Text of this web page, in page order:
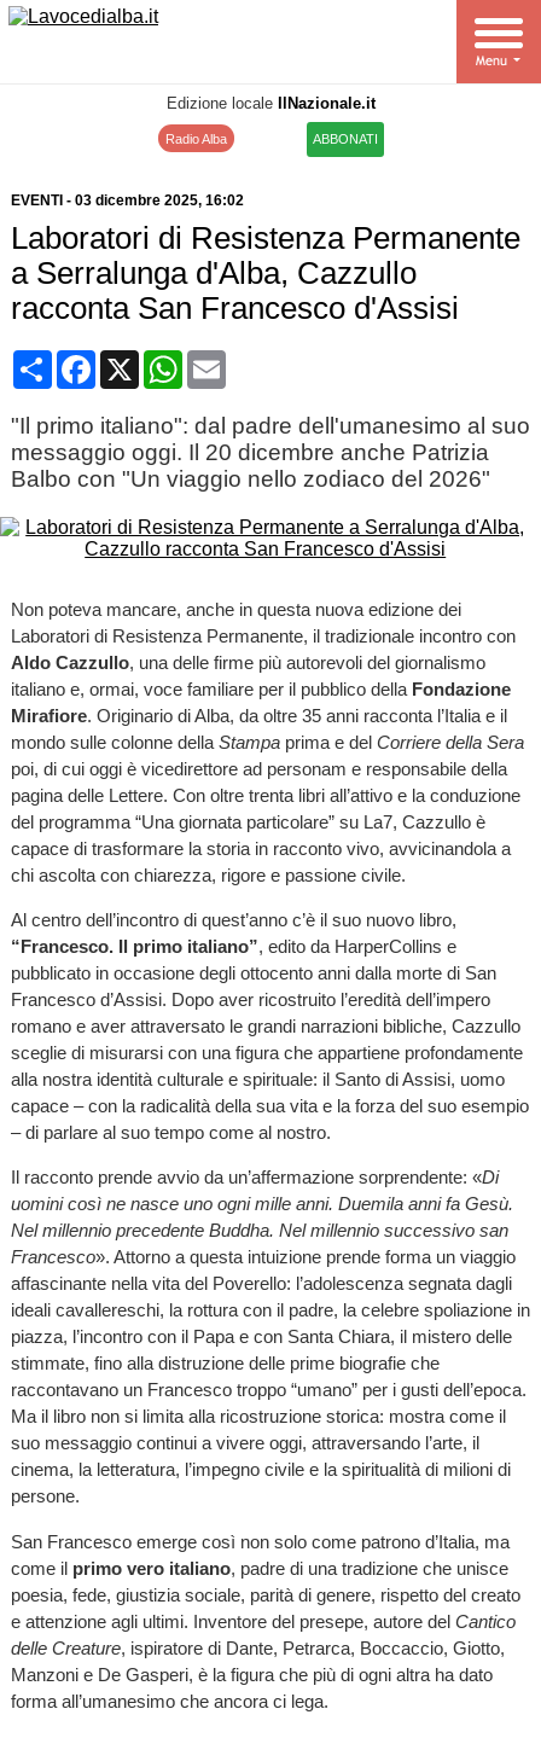
Edizione locale IlNazionale.it
Radio Alba ABBONATI
EVENTI - 03 dicembre 2025, 16:02
Laboratori di Resistenza Permanente
a Serralunga d'Alba, Cazzullo
racconta San Francesco d'Assisi
CondividiFacebook
X WhatsApp
Email
"Il primo italiano": dal padre dell'umanesimo al suo
messaggio oggi. Il 20 dicembre anche Patrizia
Balbo con "Un viaggio nello zodiaco del 2026"
Non poteva mancare, anche in questa nuova edizione dei
Laboratori di Resistenza Permanente, il tradizionale incontro con
Aldo Cazzullo, una delle firme più autorevoli del giornalismo
italiano e, ormai, voce familiare per il pubblico della Fondazione
Mirafiore. Originario di Alba, da oltre 35 anni racconta l’Italia e il
mondo sulle colonne della Stampaprima e del Corriere della Sera
poi, di cui oggi è vicedirettore ad personam e responsabile della
pagina delle Lettere. Con oltre trenta libri all’attivo e la conduzione
del programma “Una giornata particolare” su La7, Cazzullo è
capace di trasformare la storia in racconto vivo, avvicinandola a
chi ascolta con chiarezza, rigore e passione civile.
Al centro dell’incontro di quest’anno c’è il suo nuovo libro,
“Francesco. Il primo italiano”, edito da HarperCollins e
pubblicato in occasione degli ottocento anni dalla morte di San
Francesco d’Assisi. Dopo aver ricostruito l’eredità dell’impero
romano e aver attraversato le grandi narrazioni bibliche, Cazzullo
sceglie di misurarsi con una figura che appartiene profondamente
alla nostra identità culturale e spirituale: il Santo di Assisi, uomo
capace – con la radicalità della sua vita e la forza del suo esempio
– di parlare al suo tempo come al nostro.
Il racconto prende avvio da un’affermazione sorprendente: «Di
uomini così ne nasce uno ogni mille anni. Duemila anni fa Gesù.
Nel millennio precedente Buddha. Nel millennio successivo san
Francesco». Attorno a questa intuizione prende forma un viaggio
affascinante nella vita del Poverello: l’adolescenza segnata dagli
ideali cavallereschi, la rottura con il padre, la celebre spoliazione in
piazza, l’incontro con il Papa e con Santa Chiara, il mistero delle
stimmate, fino alla distruzione delle prime biografie che
raccontavano un Francesco troppo “umano” per i gusti dell’epoca.
Ma il libro non si limita alla ricostruzione storica: mostra come il
suo messaggio continui a vivere oggi, attraversando l’arte, il
cinema, la letteratura, l’impegno civile e la spiritualità di milioni di
persone.
San Francesco emerge così non solo come patrono d’Italia, ma
come il primo vero italiano, padre di una tradizione che unisce
poesia, fede, giustizia sociale, parità di genere, rispetto del creato
e attenzione agli ultimi. Inventore del presepe, autore del Cantico
delle Creature, ispiratore di Dante, Petrarca, Boccaccio, Giotto,
Manzoni e De Gasperi, è la figura che più di ogni altra ha dato
forma all’umanesimo che ancora ci lega.